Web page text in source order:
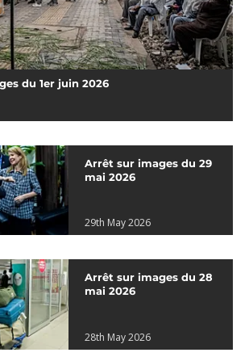
du 1er juin 2026
Arrêt sur images du 29
mai 2026
29th May 2026
Arrêt sur images du 28
mai 2026
28th May 2026